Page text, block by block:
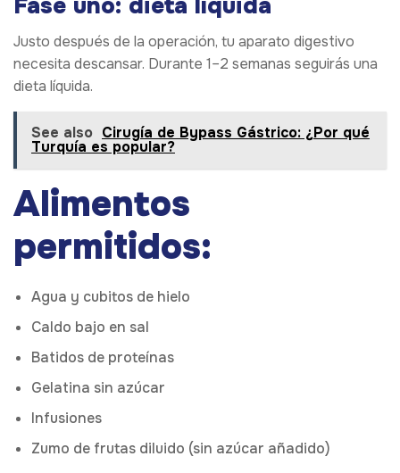
Fase uno: dieta líquida
Justo después de la operación, tu aparato digestivo
necesita descansar. Durante 1–2 semanas seguirás una
dieta líquida.
See also Cirugía de Bypass Gástrico: ¿Por qué
Turquía es popular?
Alimentos
permitidos:
Agua y cubitos de hielo
Caldo bajo en sal
Batidos de proteínas
Gelatina sin azúcar
Infusiones
Zumo de frutas diluido (sin azúcar añadido)